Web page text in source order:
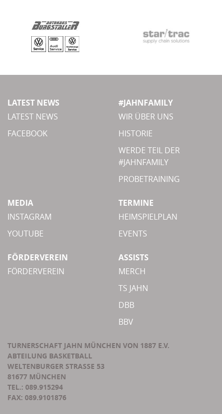
LATEST NEWS
LATEST NEWS
FACEBOOK
#JAHNFAMILY
WIR ÜBER UNS
HISTORIE
WERDE TEIL DER
#JAHNFAMILY
PROBETRAINING
MEDIA
INSTAGRAM
YOUTUBE
TERMINE
HEIMSPIELPLAN
EVENTS
FÖRDERVEREIN
FÖRDERVEREIN
ASSISTS
MERCH
TS JAHN
DBB
BBV
TURNERSCHAFT JAHN MÜNCHEN VON 1887 E.V.
ABTEILUNG BASKETBALL
WELTENBURGER STRASSE 53
81677 MÜNCHEN
TEL.: 089.915294
FAX: 089.9101876